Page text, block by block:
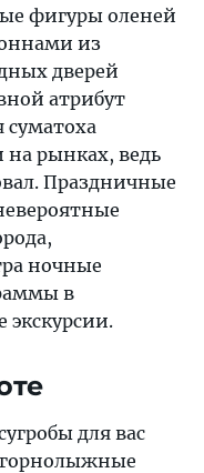
фигуры оленей
из
дверей
атрибут
суматоха
рынках, ведь
Праздничные
ночные
в
экскурсии.
для вас